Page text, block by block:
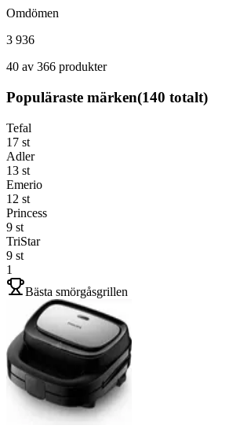
Omdömen
3 936
40 av 366 produkter
Populäraste märken(140 totalt)
Tefal
17 st
Adler
13 st
Emerio
12 st
Princess
9 st
TriStar
9 st
1
Bästa smörgåsgrillen